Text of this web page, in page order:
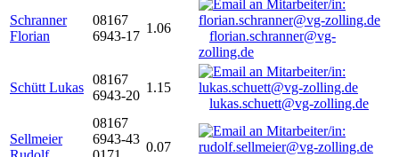
Schranner
Florian
08167
6943-17
1.06
florian.schranner@vg-
zolling.de
Schütt Lukas
08167
6943-20
1.15
lukas.schuett@vg-zolling.de
Sellmeier
08167
6943-43
0.07